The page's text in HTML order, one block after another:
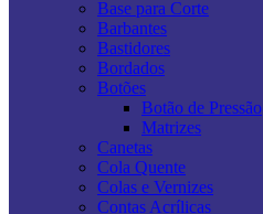
Base para Corte
Barbantes
Bastidores
Bordados
Botões
Botão de Pressão
Matrizes
Canetas
Cola Quente
Colas e Vernizes
Contas Acrílicas